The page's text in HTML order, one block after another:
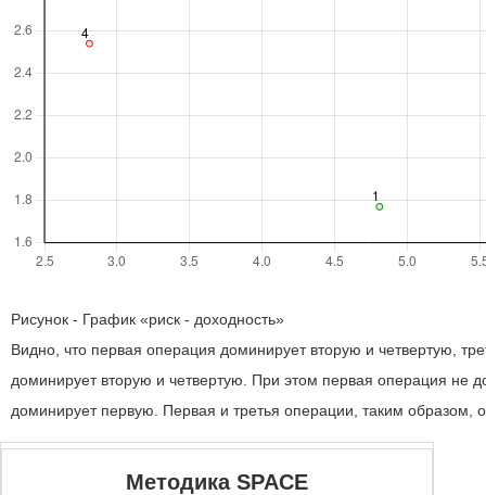
Рисунок - График «риск - доходность»
Видно, что первая операция доминирует вторую и четвертую,
доминирует вторую и четвертую. При этом первая операция не
доминирует первую. Первая и третья операции, таким образом,
Методика SPACE